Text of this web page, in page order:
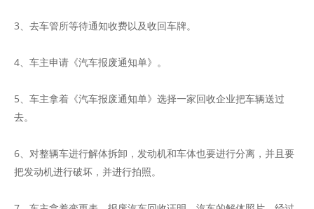
3、去车管所等待通知收费以及收回车牌。
4、车主申请《汽车报废通知单》。
5、车主拿着《汽车报废通知单》选择一家回收企业把车辆送过
去。
6、对整辆车进行解体拆卸，发动机和车体也要进行分离，并且要
把发动机进行破坏，并进行拍照。